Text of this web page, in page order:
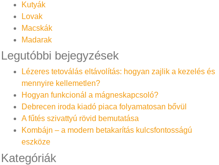
Kutyák
Lovak
Macskák
Madarak
Legutóbbi bejegyzések
Lézeres tetoválás eltávolítás: hogyan zajlik a kezelés és
mennyire kellemetlen?
Hogyan funkcionál a mágneskapcsoló?
Debrecen iroda kiadó piaca folyamatosan bővül
A fűtés szivattyú rövid bemutatása
Kombájn – a modern betakarítás kulcsfontosságú
eszköze
Kategóriák